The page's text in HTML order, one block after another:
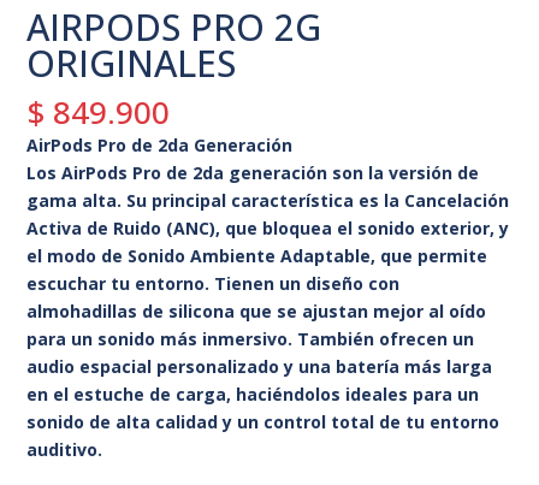
AIRPODS PRO 2G
ORIGINALES
$ 849.900
AirPods Pro de 2da Generación
Los AirPods Pro de 2da generación son la versión de
gama alta. Su principal característica es la Cancelación
Activa de Ruido (ANC), que bloquea el sonido exterior, y
el modo de Sonido Ambiente Adaptable, que permite
escuchar tu entorno. Tienen un diseño con
almohadillas de silicona que se ajustan mejor al oído
para un sonido más inmersivo. También ofrecen un
audio espacial personalizado y una batería más larga
en el estuche de carga, haciéndolos ideales para un
sonido de alta calidad y un control total de tu entorno
auditivo.